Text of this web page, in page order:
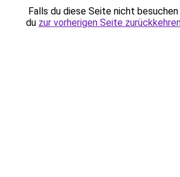
Falls du diese Seite nicht
du zur vorherigen Seite